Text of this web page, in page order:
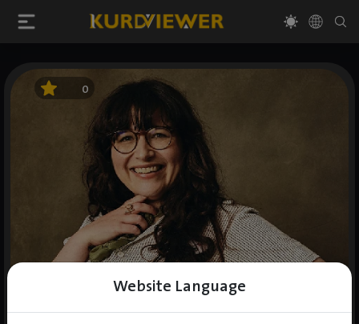
Website Language
0